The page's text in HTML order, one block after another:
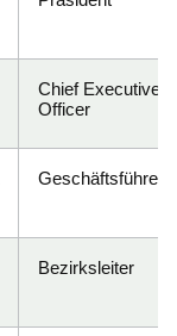
Chief Executive
Officer
Geschäftsführer
Bezirksleiter